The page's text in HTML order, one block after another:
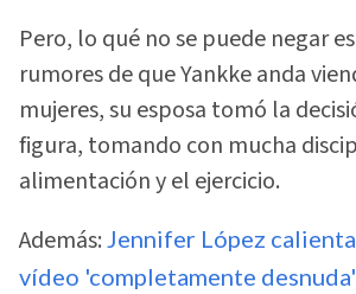
Pero, lo qué no se puede negar
rumores de que Yankke anda
mujeres, su esposa tomó la
figura, tomando con mucha
alimentación y el ejercicio.
Además: Jennifer López
vídeo 'completamente